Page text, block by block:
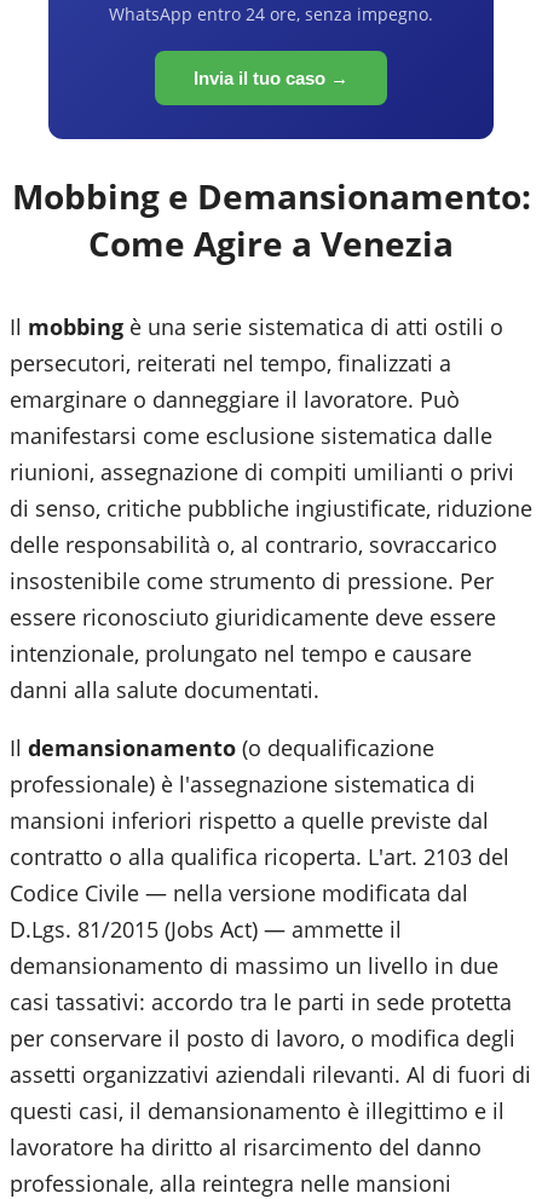
WhatsApp entro 24 ore, senza impegno.
Invia il tuo caso →
Mobbing e Demansionamento:
Come Agire a Venezia
Il mobbing è una serie sistematica di atti ostili o
persecutori, reiterati nel tempo, finalizzati a
emarginare o danneggiare il lavoratore. Può
manifestarsi come esclusione sistematica dalle
riunioni, assegnazione di compiti umilianti o privi
di senso, critiche pubbliche ingiustificate, riduzione
delle responsabilità o, al contrario, sovraccarico
insostenibile come strumento di pressione. Per
essere riconosciuto giuridicamente deve essere
intenzionale, prolungato nel tempo e causare
danni alla salute documentati.
Il demansionamento (o dequalificazione
professionale) è l'assegnazione sistematica di
mansioni inferiori rispetto a quelle previste dal
contratto o alla qualifica ricoperta. L'art. 2103 del
Codice Civile — nella versione modificata dal
D.Lgs. 81/2015 (Jobs Act) — ammette il
demansionamento di massimo un livello in due
casi tassativi: accordo tra le parti in sede protetta
per conservare il posto di lavoro, o modifica degli
assetti organizzativi aziendali rilevanti. Al di fuori di
questi casi, il demansionamento è illegittimo e il
lavoratore ha diritto al risarcimento del danno
professionale, alla reintegra nelle mansioni